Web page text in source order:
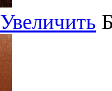
Увеличить